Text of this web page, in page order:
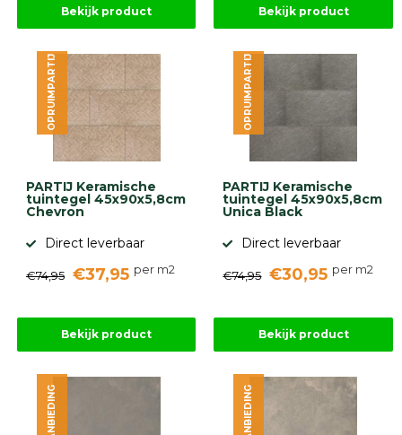
Bekijk product Bekijk product
PARTIJ Keramische
tuintegel 45x90x5,8cm
Chevron
Direct leverbaar
€74,95 €37,95 per m2
OPRUIMPARTIJ
Bekijk product
PARTIJ Keramische
tuintegel 45x90x5,8cm
Unica Black
Direct leverbaar
€74,95 €30,95 per m2
OPRUIMPARTIJ
Bekijk product
AANBIEDING AANBIEDING